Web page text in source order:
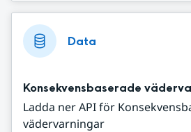
Data
Konsekvensbaserade
Ladda ner API för
vädervarningar